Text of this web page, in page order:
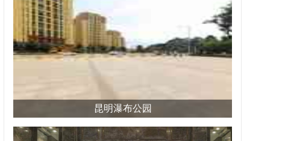
昆明瀑布公园